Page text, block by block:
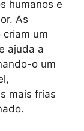
humanos e
As
um
ajuda a
o um
mais frias